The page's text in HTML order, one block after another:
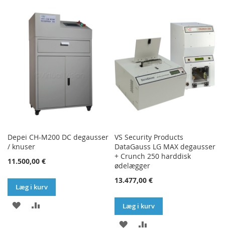
Depei CH-M200 DC degausser
/ knuser
11.500,00 €
Læg i kurv
TILFØJ
VS Security Products
DataGauss LG MAX degausser
+ Crunch 250 harddisk
ødelægger
13.477,00 €
Læg i kurv
TILFØJ